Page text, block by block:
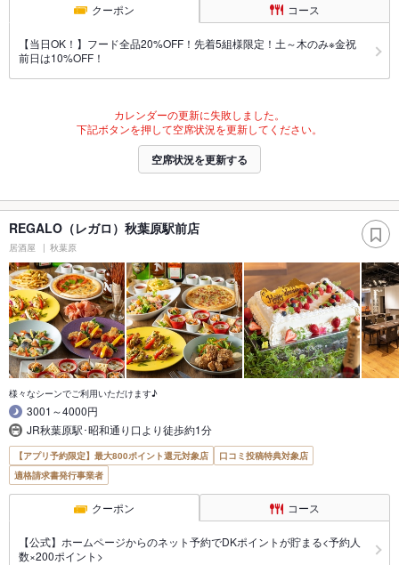
クーポン コース
【当日OK！】フード全品20%OFF！先着5組様限定！土～木のみ※金祝
前日は10%OFF！
カレンダーの更新に失敗しました。
下記ボタンを押して空席状況を更新してください。
空席状況を更新する
REGALO（レガロ）秋葉原駅前店
居酒屋 秋葉原
様々なシーンでご利用いただけます♪
3001～4000円
JR秋葉原駅･昭和通り口より徒歩約1分
【アプリ予約限定】最大800ポイント還元対象店
口コミ投稿特典対象店
適格請求書発行事業者
クーポン コース
【公式】ホームページからのネット予約でDKポイントが貯まる<予約人
数×200ポイント>